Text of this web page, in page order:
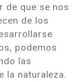
de que se nos
de los
podemos
las
la naturaleza.